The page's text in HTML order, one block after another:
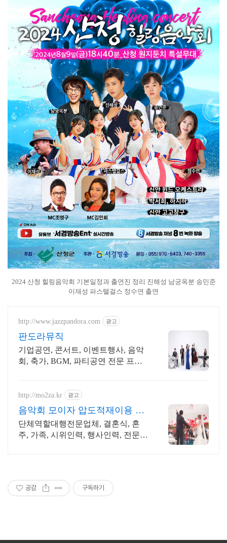
2024 산청 힐링음악회 기본일정과 출연진 정리 진해성 남궁옥분 송민준
이재성 파스텔걸스 정수연 출연
http://www.jazzpandora.com 광고
판도라뮤직
기업공연, 콘서트, 이벤트행사, 음악
회, 축가, BGM, 파티공연 전문 프로
http://mo2za.kr 광고
음악회 모이자 압도적재이용 전
문적인 경력자들로 진행
단체역할대행전문업체, 결혼식, 혼
주, 가족, 시위인력, 행사인력, 전문적
공감 구독하기